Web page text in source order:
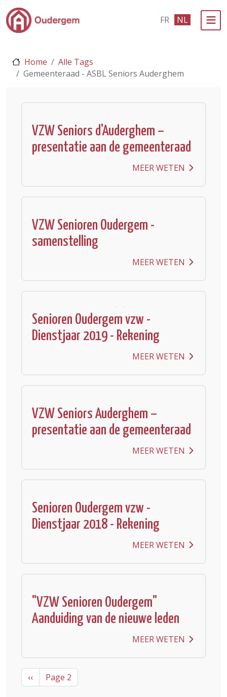
Ga naar de hoofdinhoud FR NL
Evenementen & Verenigingen
Home
Alle Tags
Gemeenteraad - ASBL Seniors Auderghem
VZW Seniors d'Auderghem –
presentatie aan de gemeenteraad
MEER WETEN
VZW Senioren Oudergem -
samenstelling
MEER WETEN
Senioren Oudergem vzw -
Dienstjaar 2019 - Rekening
MEER WETEN
VZW Seniors Auderghem –
presentatie aan de gemeenteraad
MEER WETEN
Senioren Oudergem vzw -
Dienstjaar 2018 - Rekening
MEER WETEN
"VZW Senioren Oudergem"
Aanduiding van de nieuwe leden
MEER WETEN
Pagination
Previous page
‹‹ Page 2